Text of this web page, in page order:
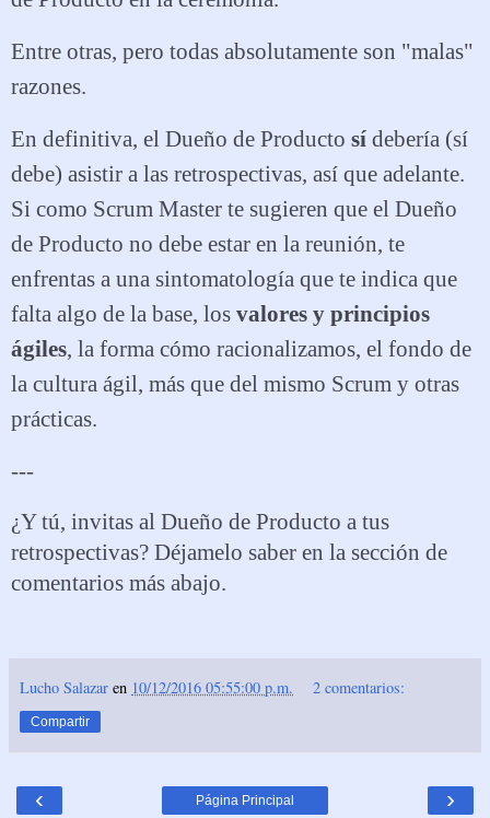
Entre otras, pero todas absolutamente son "malas"
razones.
En definitiva, el Dueño de Producto sí debería (sí
debe) asistir a las retrospectivas, así que adelante.
Si como Scrum Master te sugieren que el Dueño
de Producto no debe estar en la reunión, te
enfrentas a una sintomatología que te indica que
falta algo de la base, los valores y principios
ágiles, la forma cómo racionalizamos, el fondo de
la cultura ágil, más que del mismo Scrum y otras
prácticas.
---
¿Y tú, invitas al Dueño de Producto a tus
retrospectivas? Déjamelo saber en la sección de
comentarios más abajo.
Lucho Salazar en 10/12/2016 05:55:00 p.m. 2 comentarios:
Compartir
‹ ›
Página Principal